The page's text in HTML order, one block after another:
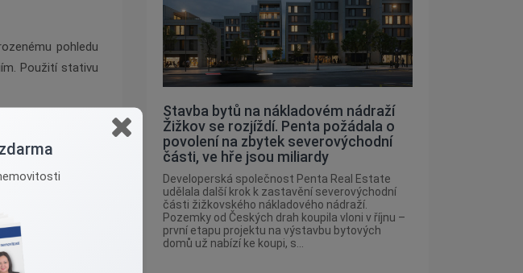
pohledu
Použití stativu
na průsečík
kompozice jsou
Pokud fotíte
který
Stavba bytů na nákladovém nádraží
Žižkov se rozjíždí. Penta požádala o
povolení na zbytek severovýchodní
části, ve hře jsou miliardy
Developerská společnost Penta Real Estate
udělala další krok k zastavění severovýchodní
části žižkovského nákladového nádraží.
Pozemky od Českých drah koupila vloni v říjnu –
první etapu projektu na výstavbu bytových
domů už nabízí ke koupi, s...